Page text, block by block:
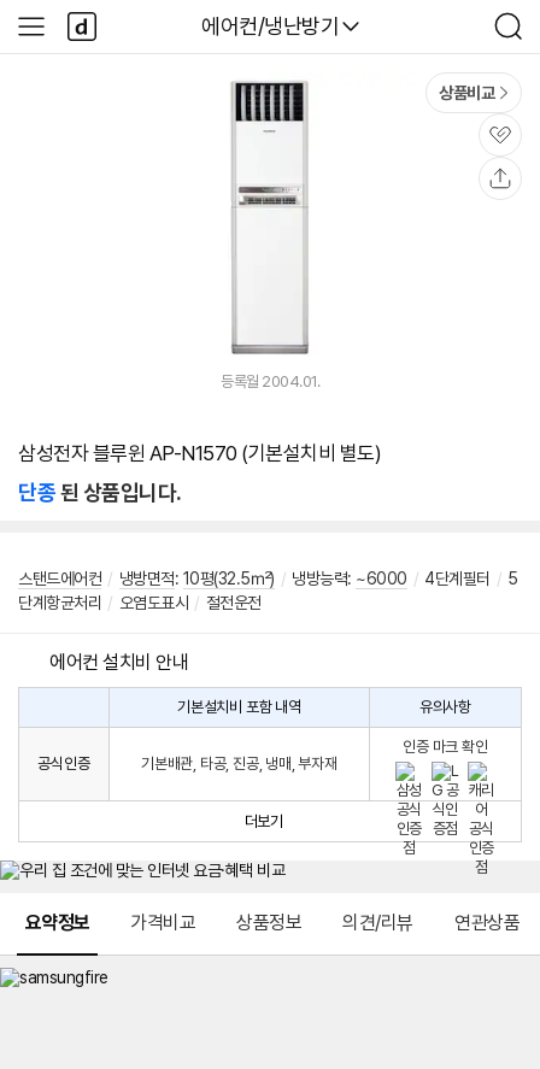
다나와
에어컨/냉난방기
검
색
사
이
다
나
와
상품비교
관
심
등록월 2004.01.
삼성전자 블루윈 AP-N1570 (기본설치비 별도)
단종된 상품입니다.
스탠드에어컨 / 냉방면적: 10평(32.5㎡) / 냉방능력: ~6000 / 4단계필터 / 5
단계항균처리 / 오염도표시 / 절전운전
에어컨 설치비 안내
구
시
생
는
치
비
컨
설
기본설치비 포함 내역 유의사항
공식인증 기본배관, 타공, 진공, 냉매, 부자재
인증 마크 확인
더보기
요약정보 가격비교 상품정보 의견/리뷰 연관상품